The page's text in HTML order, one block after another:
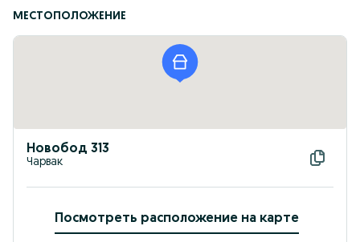
МЕСТОПОЛОЖЕНИЕ
Новобод 313
Чарвак
Посмотреть расположение на карте